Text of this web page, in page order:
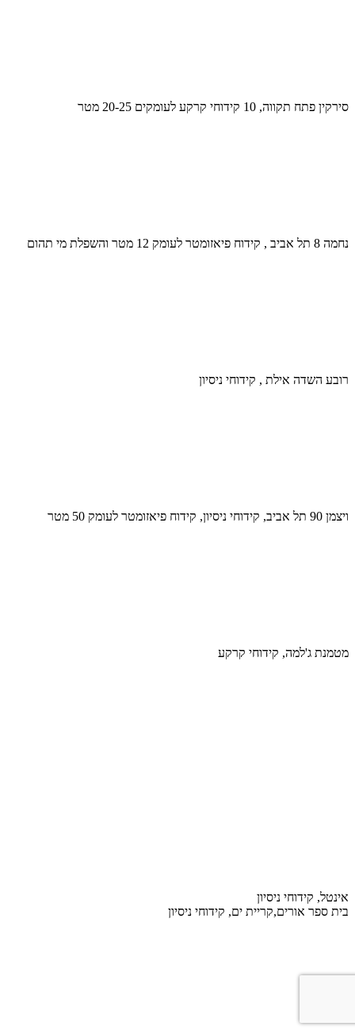
סירקין פתח תקווה, 10 קידוחי קרקע לעומקים 20-25 מטר
נחמה 8 תל אביב , קידוח פיאזומטר לעומק 12 מטר והשפלת מי תהום
רובע השדה אילת , קידוחי ניסיון
ויצמן 90 תל אביב, קידוחי ניסיון, קידוח פיאזומטר לעומק 50 מטר
מטמנת ג'למה, קידוחי קרקע
אינטל, קידוחי ניסיון
בית ספר אורים,קריית ים, קידוחי ניסיון